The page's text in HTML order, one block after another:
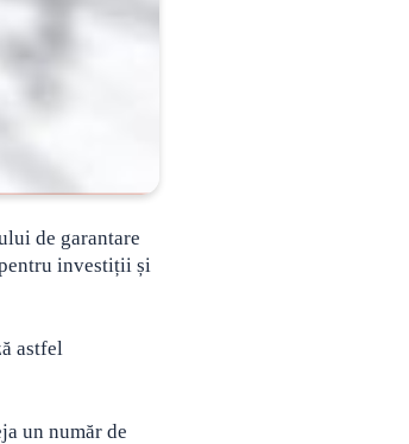
de garantare
investiții și
astfel
un număr de